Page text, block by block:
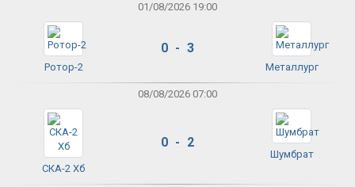
01/08/2026 19:00
Ротор-2
0 - 3
Металлург
08/08/2026 07:00
СКА-2 Хб
0 - 2
Шумбрат